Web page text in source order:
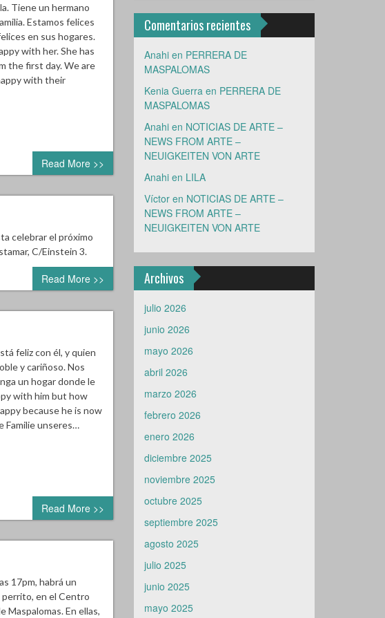
Tiene un hermano
Estamos felices
en sus hogares.
with her. She has
the first day. We are
with their
Read More >>
celebrar el próximo
C/Einstein 3.
Read More >>
feliz con él, y quien
y cariñoso. Nos
un hogar donde le
with him but how
because he is now
Familie unseres…
Read More >>
17pm, habrá un
perrito, en el Centro
Maspalomas. En ellas,
Comentarios recientes
Anahien PERRERA DE
MASPALOMAS
Kenia Guerraen PERRERA DE
MASPALOMAS
Anahien NOTICIAS DE ARTE –
NEWS FROM ARTE –
NEUIGKEITEN VON ARTE
Anahien LILA
Víctoren NOTICIAS DE ARTE –
NEWS FROM ARTE –
NEUIGKEITEN VON ARTE
Archivos
julio 2026
junio 2026
mayo 2026
abril 2026
marzo 2026
febrero 2026
enero 2026
diciembre 2025
noviembre 2025
octubre 2025
septiembre 2025
agosto 2025
julio 2025
junio 2025
mayo 2025